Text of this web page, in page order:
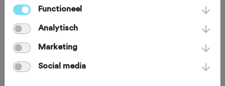
Museo del Ciclismo' een absolute must
see! Het museum is gelegen op de
flanken van de heuvel Ghisallo naast
het wereldberoemde 'Madonna del
Functioneel
Analytisch
Marketing
Social media